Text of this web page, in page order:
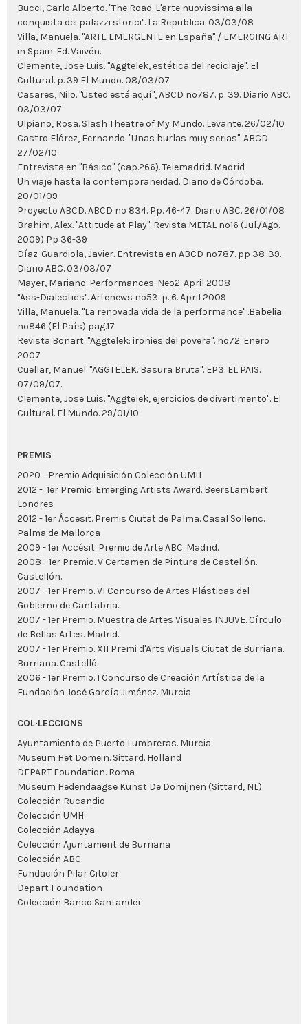
Bucci, Carlo Alberto. "The Road. L'arte nuovissima alla
conquista dei palazzi storici". La Republica. 03/03/08
Villa, Manuela. "ARTE EMERGENTE en España" / EMERGING ART
in Spain. Ed. Vaivén.
Clemente, Jose Luis. "Aggtelek, estética del reciclaje". El
Cultural. p. 39 El Mundo. 08/03/07
Casares, Nilo. "Usted está aquí", ABCD nº787. p. 39. Diario ABC.
03/03/07
Ulpiano, Rosa. Slash Theatre of My Mundo. Levante. 26/02/10
Castro Flórez, Fernando. "Unas burlas muy serias". ABCD.
27/02/10
Entrevista en "Básico" (cap.266). Telemadrid. Madrid
Un viaje hasta la contemporaneidad. Diario de Córdoba.
20/01/09
Proyecto ABCD. ABCD nº 834. Pp. 46-47. Diario ABC. 26/01/08
Brahim, Alex. "Attitude at Play". Revista METAL nº16 (Jul./Ago.
2009) Pp 36-39
Díaz-Guardiola, Javier. Entrevista en ABCD nº787. pp 38-39.
Diario ABC. 03/03/07
Mayer, Mariano. Performances. Neo2. April 2008
"Ass-Dialectics". Artenews nº53. p. 6. April 2009
Villa, Manuela. "La renovada vida de la performance" .Babelia
nº846 (El País) pag.17
Revista Bonart. "Aggtelek: ironies del povera". nº72. Enero
2007
Cuellar, Manuel. "AGGTELEK. Basura Bruta". EP3. EL PAIS.
07/09/07.
Clemente, Jose Luis. "Aggtelek, ejercicios de divertimento". El
Cultural. El Mundo. 29/01/10
PREMIS
2020 - Premio Adquisición Colección UMH
2012 - 1er Premio. Emerging Artists Award. BeersLambert.
Londres
2012 - 1er Áccesit. Premis Ciutat de Palma. Casal Solleric.
Palma de Mallorca
2009 - 1er Accésit. Premio de Arte ABC. Madrid.
2008 - 1er Premio. V Certamen de Pintura de Castellón.
Castellón.
2007 - 1er Premio. VI Concurso de Artes Plásticas del
Gobierno de Cantabria.
2007 - 1er Premio. Muestra de Artes Visuales INJUVE. Círculo
de Bellas Artes. Madrid.
2007 - 1er Premio. XII Premi d'Arts Visuals Ciutat de Burriana.
Burriana. Castelló.
2006 - 1er Premio. I Concurso de Creación Artística de la
Fundación José García Jiménez. Murcia
COL·LECCIONS
Ayuntamiento de Puerto Lumbreras. Murcia
Museum Het Domein. Sittard. Holland
DEPART Foundation. Roma
Museum Hedendaagse Kunst De Domijnen (Sittard, NL)
Colección Rucandio
Colección UMH
Colección Adayya
Colección Ajuntament de Burriana
Colección ABC
Fundación Pilar Citoler
Depart Foundation
Colección Banco Santander